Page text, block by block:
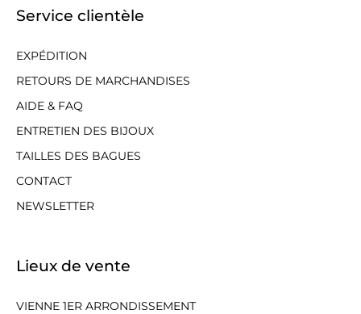
Service clientèle
EXPÉDITION
RETOURS DE MARCHANDISES
AIDE & FAQ
ENTRETIEN DES BIJOUX
TAILLES DES BAGUES
CONTACT
NEWSLETTER
Lieux de vente
VIENNE 1ER ARRONDISSEMENT